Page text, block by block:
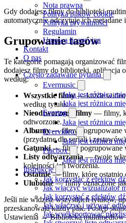
Nota prawna
Polityka plików cookie
Polityka prywatności
Regulamin
Umowa licencyjna
Kontakt
O nas
Często zadawane pytania
Evermusic
Jaka jest różnica
Jaka jest różnica
Evertag
Jaka jest różnica
Evervideo
Jaka jest różnica
Flacbox
Jaka jest różnica
Instrukcje
Jak korzystać z efektów
Jak włączyć wizualizator
Jak korzystać z efektów
Jak włączyć i używać
Jak wyeksportować
Gdy dodajesz filmy do biblioteki
automatycznie odczytuje ich
Grupowanie tagów
Te kategorie pomagają organizować
dodajesz filmy do biblioteki, aplikacja
według:
Wszystkie filmy— każde wideo
według tytułu.
Nieodtworzone filmy — filmy,
odtworzone.
Albumy— filmy pogrupowane
(przydatne dla seriali i
Gatunki— filmy pogrupowane
Listy odtwarzania — twoje
kolejności ich tworzenia.
Ostatnie— filmy, które ostatnio
Ulubione— filmy oznaczone
Jeśli nie widzisz wszystkich tytułów,
przeskanowała każdy plik. Postęp
Ustawienia → Biblioteka